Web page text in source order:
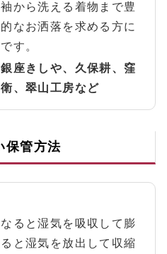
から洗える着物まで豊
なお洒落を求める方に
す。
座きしや、久保耕、窪
、翠山工房など
保管方法
ると湿気を吸収して膨
と湿気を放出して収縮